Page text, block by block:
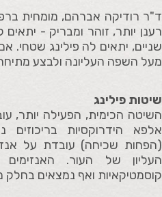
ד"ר רודיקה אברהם, מומחית
רענן יותר, זוהר ומבריק -
שניים, יתאים לה פילינג שטחי.
מעל השפה העליונה ולבצע
שיטות פילינג
השיטה הכימית, הפעילה יותר,
אלפא הידרוקסיות בריכוזים
(הפחות שכיחה) עובדת על
העליון של העור.
קוסמטיקאיות ואף נמצאים בחלק